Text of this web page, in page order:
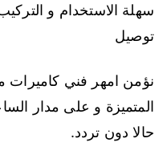
سهلة الاستخدام و
توصيل
نؤمن امهر فني كاميرات
المتميزة و على مدار
حالا دون تردد.